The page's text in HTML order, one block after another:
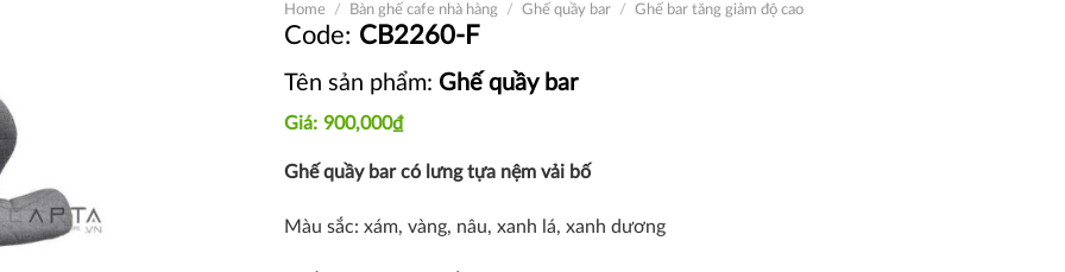
Home / Bàn ghế cafe nhà hàng / Ghế quầy bar / Ghế bar tăng giảm độ cao
CB2260-F
Tên sản phẩm: Ghế quầy bar
900,000₫
Ghế quầy bar có lưng tựa nệm vải bố
Màu sắc: xám, vàng, nâu, xanh lá, xanh dương